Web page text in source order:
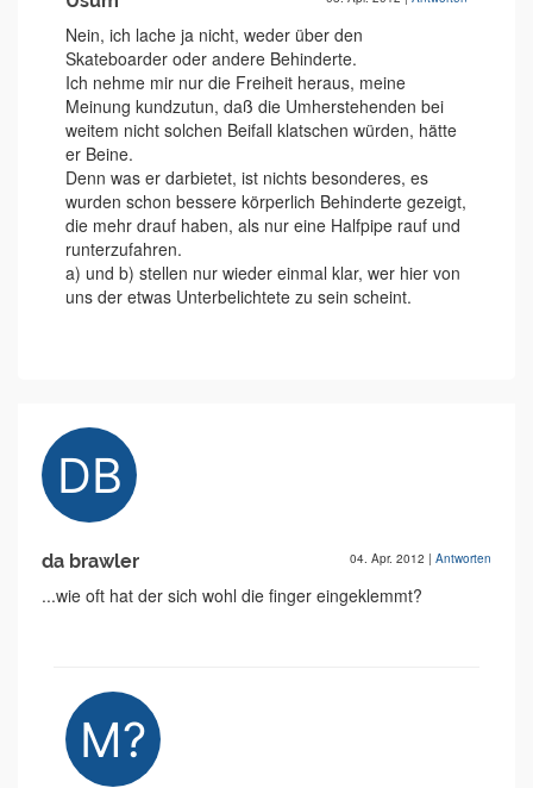
Nein, ich lache ja nicht, weder über den
Skateboarder oder andere Behinderte.
Ich nehme mir nur die Freiheit heraus, meine
Meinung kundzutun, daß die Umherstehenden bei
weitem nicht solchen Beifall klatschen würden, hätte
er Beine.
Denn was er darbietet, ist nichts besonderes, es
wurden schon bessere körperlich Behinderte gezeigt,
die mehr drauf haben, als nur eine Halfpipe rauf und
runterzufahren.
a) und b) stellen nur wieder einmal klar, wer hier von
uns der etwas Unterbelichtete zu sein scheint.
da brawler 04. Apr. 2012 | Antworten
...wie oft hat der sich wohl die finger eingeklemmt?